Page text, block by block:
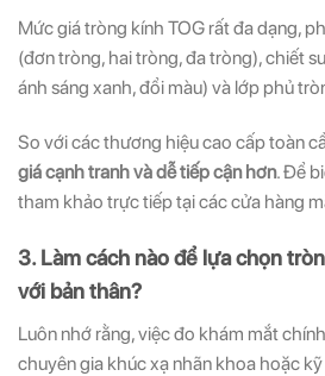
Mức giá tròng kính TOG rất đa dạng,
(đơn tròng, hai tròng, đa tròng), chiết
ánh sáng xanh, đổi màu) và lớp phủ
So với các thương hiệu cao cấp toàn
giá cạnh tranh và dễ tiếp cận hơn. Để
tham khảo trực tiếp tại các cửa hàng
3. Làm cách nào để lựa chọn
với bản thân?
Luôn nhớ rằng, việc đo khám mắt
chuyên gia khúc xạ nhãn khoa hoặc